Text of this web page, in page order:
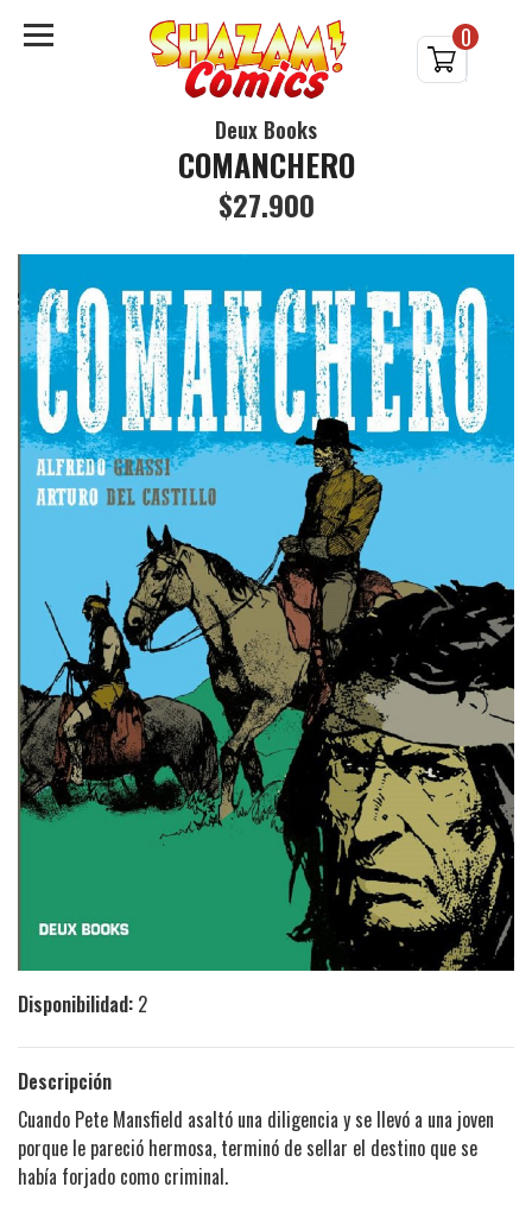
0
Deux Books
COMANCHERO
$27.900
Disponibilidad: 2
Descripción
Cuando Pete Mansfield asaltó una diligencia y se llevó a una joven
porque le pareció hermosa, terminó de sellar el destino que se
había forjado como criminal.